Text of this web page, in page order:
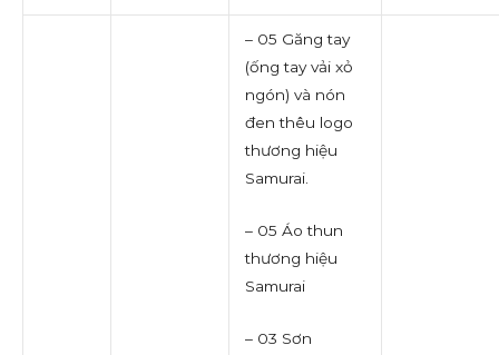
– 05 Găng tay
(ống tay vải xỏ
ngón) và nón
đen thêu logo
thương hiệu
Samurai.
– 05 Áo thun
thương hiệu
Samurai
– 03 Sơn